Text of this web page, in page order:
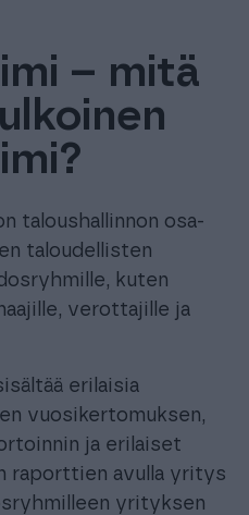
maksutta
– mitä
taloushallinnon osa-
taloudellisten
kuten
verottajille ja
erilaisia
vuosikertomuksen,
ja erilaiset
raporttien avulla yritys
yrityksen